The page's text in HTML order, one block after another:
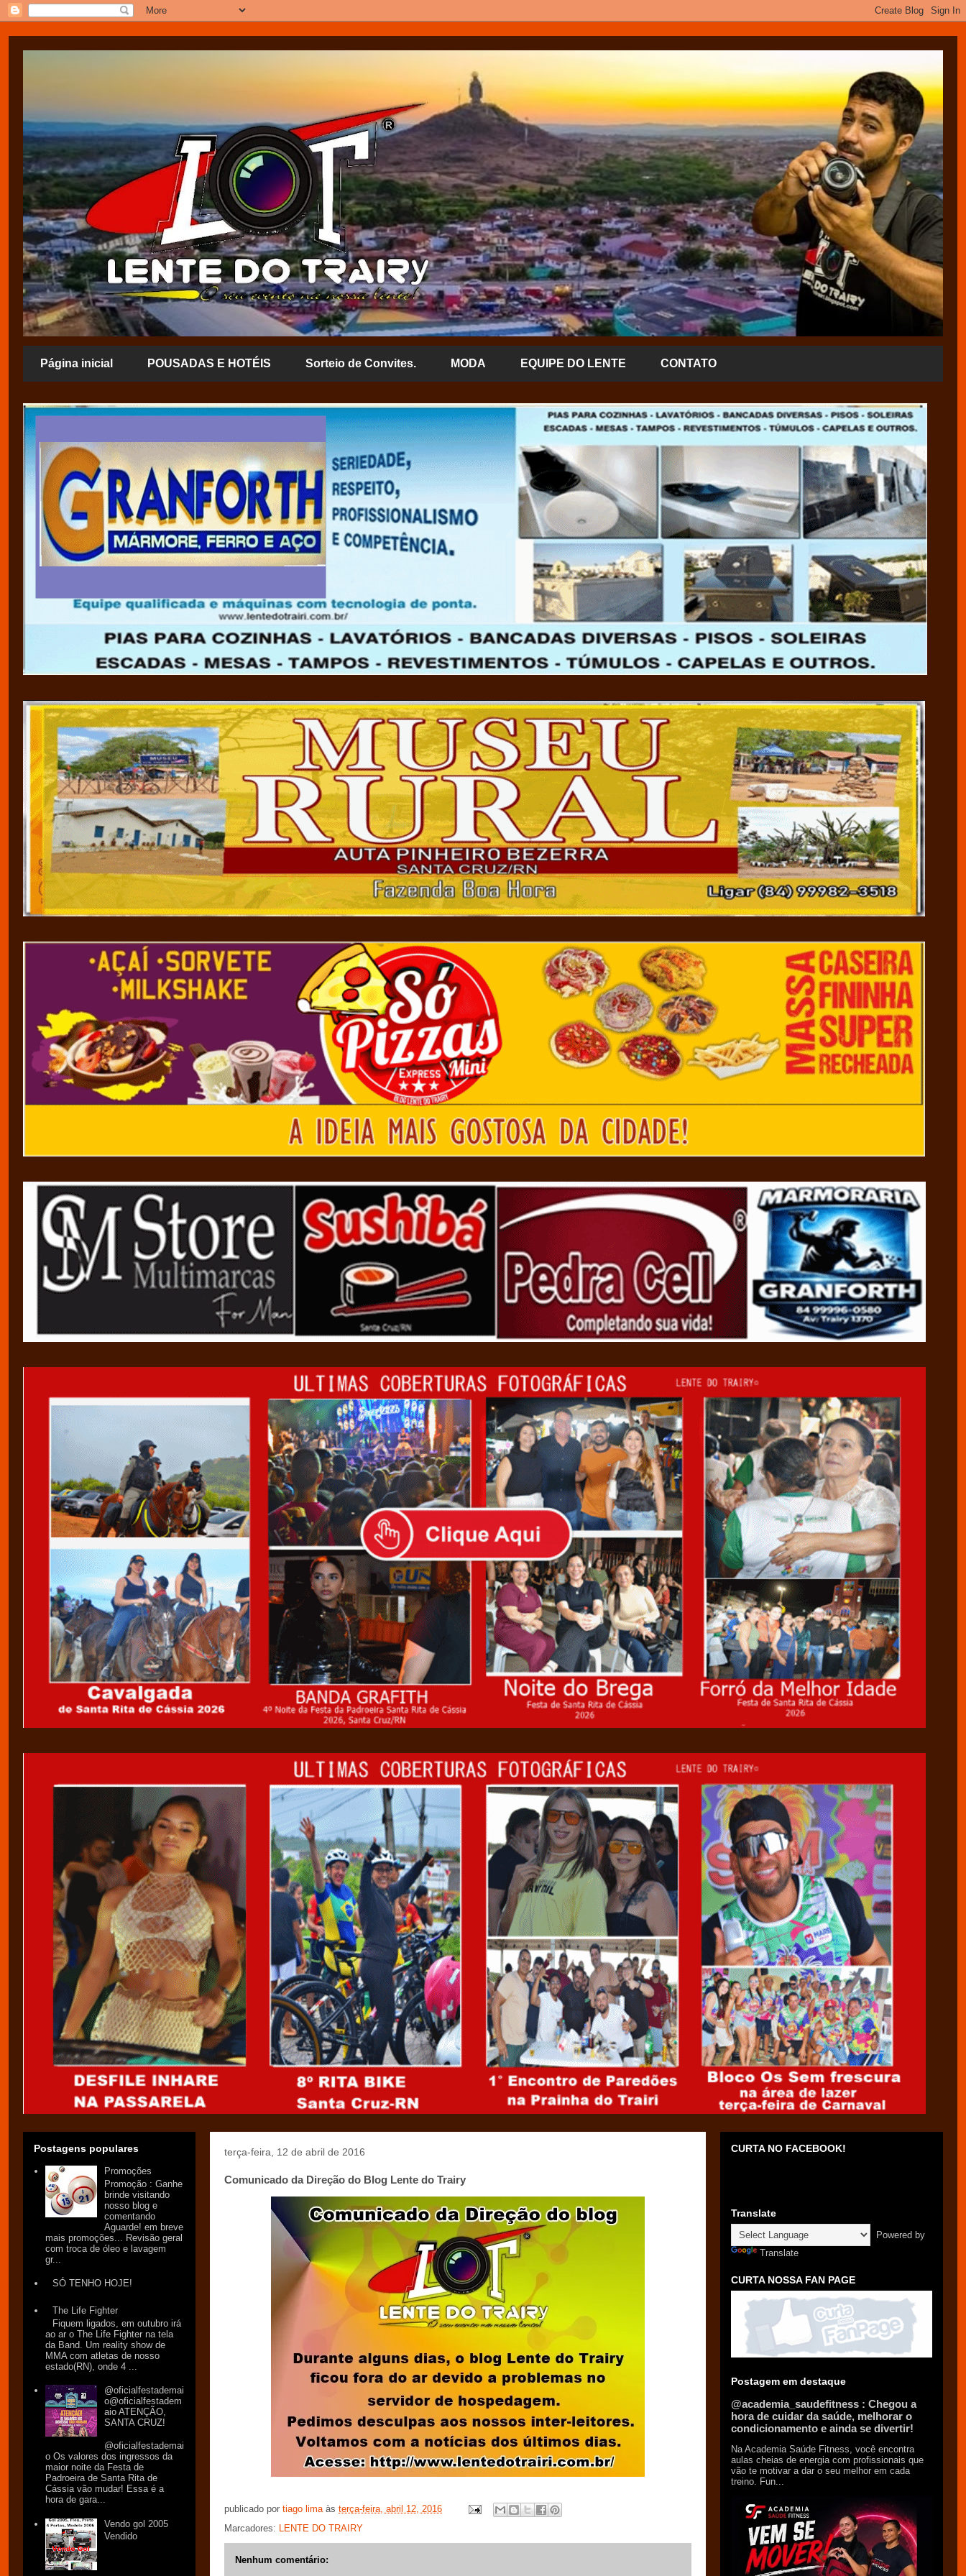
Página inicial POUSADAS E HOTÉIS Sorteio de Convites. MODA EQUIPE DO LENTE CONTATO
terça-feira, 12 de abril de 2016
Comunicado da Direção do Blog Lente do Trairy
publicado por tiago lima às terça-feira, abril 12, 2016
Marcadores: LENTE DO TRAIRY
Nenhum comentário:
Postagens populares
Promoções
Promoção : Ganhe
brinde visitando
nosso blog e
comentando
Aguarde! em breve
mais promoções... Revisão geral
com troca de óleo e lavagem
gr...
SÓ TENHO HOJE!
The Life Fighter
Fiquem ligados, em outubro irá
ao ar o The Life Fighter na tela
da Band. Um reality show de
MMA com atletas de nosso
estado(RN), onde 4 ...
@oficialfestademai
o@oficialfestadem
aio ATENÇÃO,
SANTA CRUZ!
@oficialfestademai
o Os valores dos ingressos da
maior noite da Festa de
Padroeira de Santa Rita de
Cássia vão mudar! Essa é a
hora de gara...
Vendo gol 2005
Vendido
CURTA NO FACEBOOK!
Translate
Powered by
Translate
CURTA NOSSA FAN PAGE
Postagem em destaque
@academia_saudefitness : Chegou a
hora de cuidar da saúde, melhorar o
condicionamento e ainda se divertir!
Na Academia Saúde Fitness, você encontra
aulas cheias de energia com profissionais que
vão te motivar a dar o seu melhor em cada
treino. Fun...